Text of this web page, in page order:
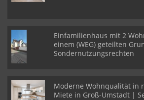
Einfamilienhaus mit 2
einem (WEG) geteilten
Sondernutzungsrechten
Moderne Wohnqualität in
Miete in Groß-Umstadt |